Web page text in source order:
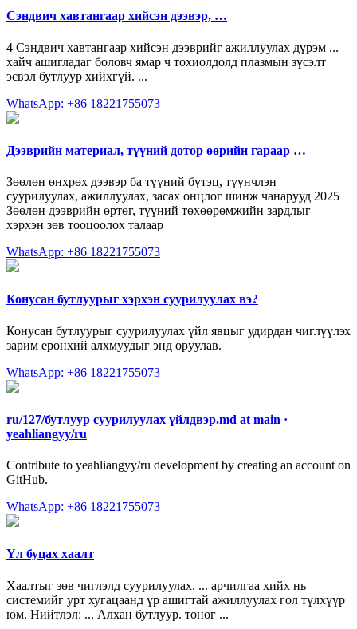
Сэндвич хавтангаар хийсэн дээвэр, …
4 Сэндвич хавтангаар хийсэн дээврийг ажиллуулах дүрэм ...
хайч ашигладаг боловч ямар ч тохиолдолд плазмын зүсэлт
эсвэл бутлуур хийхгүй. ...
WhatsApp: +86 18221755073
Дээврийн материал, түүний дотор өөрийн гараар …
Зөөлөн өнхрөх дээвэр ба түүний бүтэц, түүнчлэн
суурилуулах, ажиллуулах, засах онцлог шинж чанарууд 2025
Зөөлөн дээврийн өртөг, түүний төхөөрөмжийн зардлыг
хэрхэн зөв тооцоолох талаар
WhatsApp: +86 18221755073
Конусан бутлуурыг хэрхэн суурилуулах вэ?
Конусан бутлуурыг суурилуулах үйл явцыг удирдан чиглүүлэх
зарим ерөнхий алхмуудыг энд оруулав.
WhatsApp: +86 18221755073
ru/127/бутлуур суурилуулах үйлдвэр.md at main ·
yeahliangyy/ru
Contribute to yeahliangyy/ru development by creating an account on
GitHub.
WhatsApp: +86 18221755073
Үл буцах хаалт
Хаалтыг зөв чиглэлд суурилуулах. ... арчилгаа хийх нь
системийг урт хугацаанд үр ашигтай ажиллуулах гол түлхүүр
юм. Нийтлэл: ... Алхан бутлуур. тоног ...